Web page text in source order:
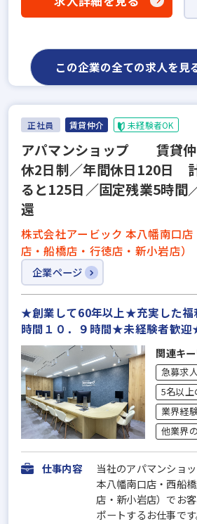
この企業の全ての求人を見
正社員 賃貸仲介 未経験者OK
アパマンショップ 賃貸仲
休2日制／年間休日120日
ると125日／固定残業5時間
還
株式会社アービック 本八幡南口
店・船橋店・行徳店・新小岩店）
企業ページ
★創業して60年以上★充実した
時間１０．９時間★未経験者歓
関連キ
急募求人
5名以上
業界経
他業界
仕事内容
当社のアパマンショ
本八幡南口店・西船
店・新小岩店）でお
ポートするお仕事です